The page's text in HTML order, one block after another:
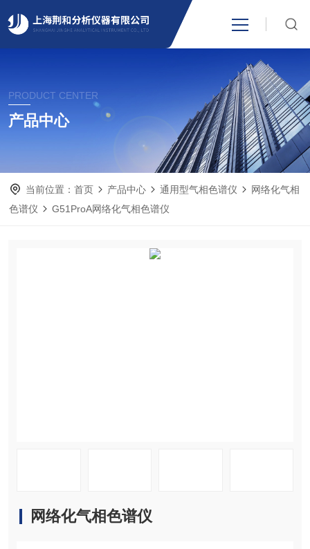
关于我们
新闻资讯
PRODUCT CENTER
产品中心
当前位置：首页 产品中心 通用型气相色谱仪
网络化气相
色谱仪
G51ProA网络化气相色谱仪
网络化气相色谱仪